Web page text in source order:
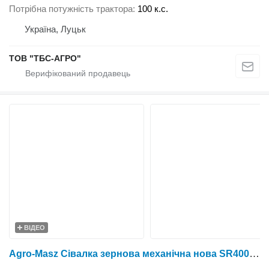
Потрібна потужність трактора 100 к.с.
Україна, Луцьк
ТОВ "ТБС-АГРО"
ВІДЕО
Agro-Masz Сівалка зернова механічна нова SR400 II Amazone